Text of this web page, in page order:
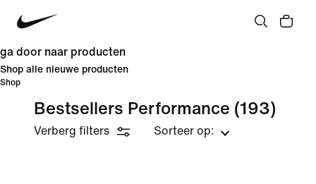
ga door naar producten
Shop alle nieuwe producten
Shop
Bestsellers Performance (193)
Verberg filters Sorteer op: